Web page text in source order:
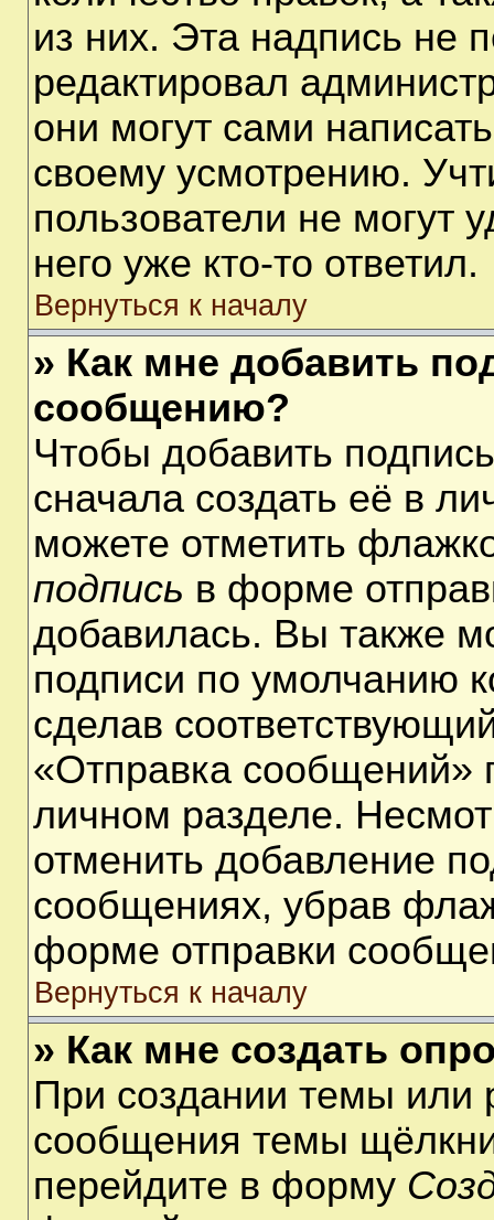
из них. Эта надпись не
редактировал
они могут сами
своему усмотрению.
пользователи не могут
него уже кто-то ответил.
Вернуться к началу
» Как мне добавить
сообщению?
Чтобы добавить
сначала создать её в
можете отметить
подпись в форме
добавилась. Вы также
подписи по умолчанию
сделав
«Отправка сообщений»
личном разделе.
отменить добавление
сообщениях, убрав
форме отправки
Вернуться к началу
» Как мне создать
При создании темы или
сообщения темы
перейдите в форму